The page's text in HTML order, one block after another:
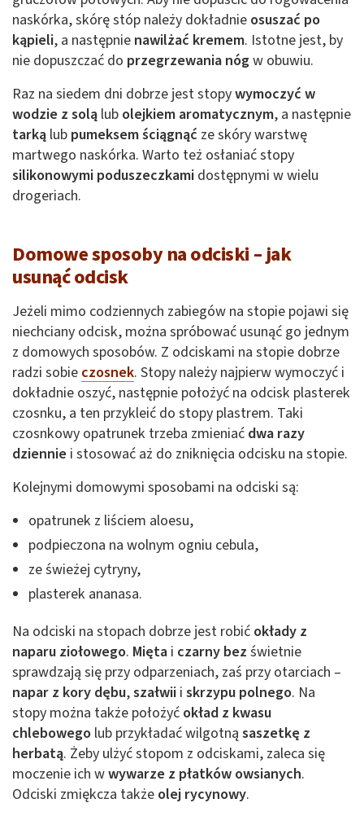
naskórka, skórę stóp należy dokładnie osuszać po
kąpieli, a następnie nawilżać kremem. Istotne jest, by
nie dopuszczać do przegrzewania nógw obuwiu.
Raz na siedem dni dobrze jest stopywymoczyć w
wodzie z solą lub olejkiem aromatycznym, a następnie
tarką lub pumeksem ściągnąć ze skóry warstwę
martwego naskórka. Warto też osłaniać stopy
silikonowymi poduszeczkami dostępnymi w wielu
drogeriach.
Domowe sposoby na odciski – jak
usunąć odcisk
Jeżeli mimo codziennych zabiegów na stopie pojawi się
niechciany odcisk, można spróbować usunąć go jednym
z domowych sposobów. Z odciskami na stopie dobrze
radzi sobie czosnek. Stopy należy najpierw wymoczyć i
dokładnie oszyć, następnie położyć na odcisk plasterek
czosnku, a ten przykleić do stopy plastrem. Taki
czosnkowy opatrunek trzeba zmieniać dwa razy
dziennie i stosować aż do zniknięcia odcisku na stopie.
Kolejnymi domowymi sposobami na odciski są:
opatrunek z liściem aloesu,
podpieczona na wolnym ogniu cebula,
ze świeżej cytryny,
plasterek ananasa.
Na odciski na stopach dobrze jest robić okłady z
naparu ziołowego. Mięta i czarny bez świetnie
sprawdzają się przy odparzeniach, zaś przy otarciach –
napar z kory dębu,szałwii i skrzypu polnego. Na
stopy można także położyć okład z kwasu
chlebowego lub przykładać wilgotną saszetkę z
herbatą. Żeby ulżyć stopom z odciskami, zaleca się
moczenie ich wwywarze z płatków owsianych.
Odciski zmiękcza także olej rycynowy.